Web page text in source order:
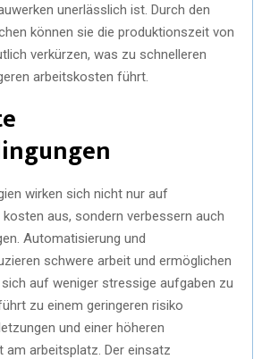
unerlässlich ist. Durch den
können sie die produktionszeit von
verkürzen, was zu schnelleren
arbeitskosten führt.
wirken sich nicht nur auf
aus, sondern verbessern auch
Automatisierung und
schwere arbeit und ermöglichen
auf weniger stressige aufgaben zu
zu einem geringeren risiko
und einer höheren
arbeitsplatz. Der einsatz